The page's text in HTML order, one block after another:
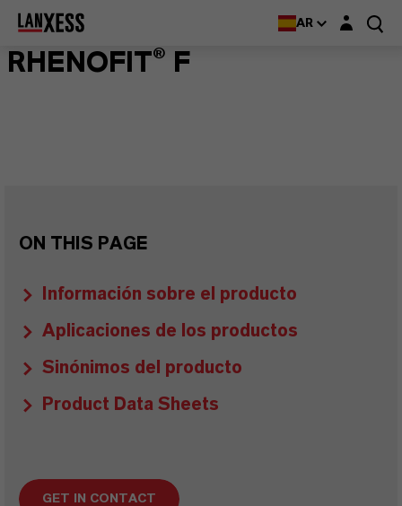
AR Login layer
RHENOFIT® F
ON THIS PAGE
Información sobre el producto
Aplicaciones de los productos
Sinónimos del producto
Product Data Sheets
GET IN CONTACT